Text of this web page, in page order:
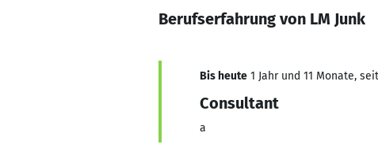
Berufserfahrung von LM Junk
Bis heute 1 Jahr und 11 Monate,
Consultant
a